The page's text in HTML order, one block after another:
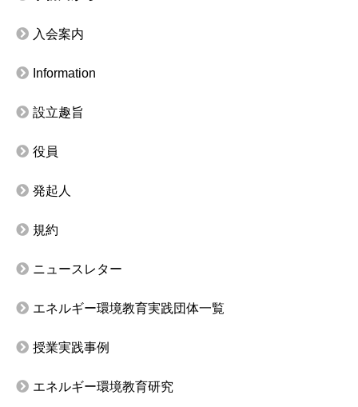
入会案内
Information
設立趣旨
役員
発起人
規約
ニュースレター
エネルギー環境教育実践団体一覧
授業実践事例
エネルギー環境教育研究